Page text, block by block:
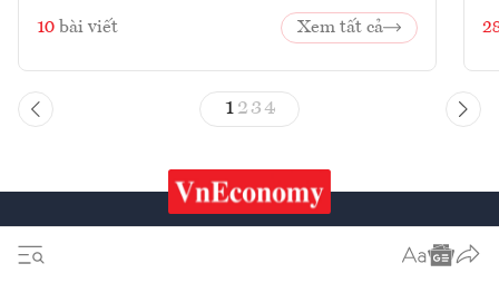
10 bài viết Xem tất cả
1 23 4
Tiêu & Dùng